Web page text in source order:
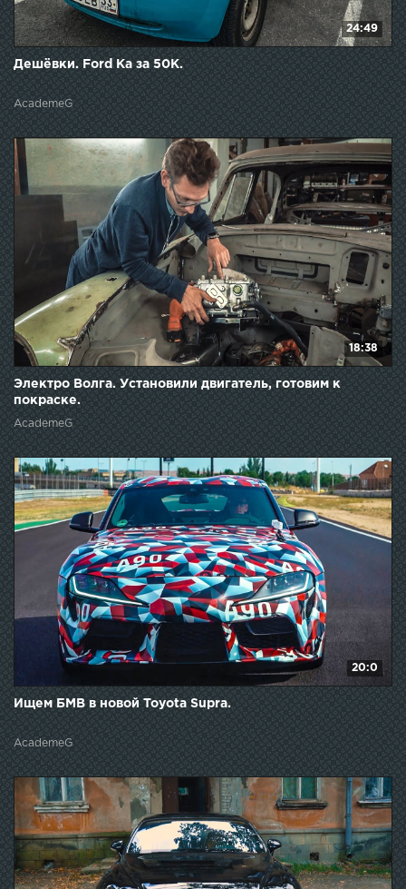
24:49
Дешёвки. Ford Ka за 50К.
AcademeG
18:38
Электро Волга. Установили двигатель, готовим к
покраске.
AcademeG
20:0
Ищем БМВ в новой Toyota Supra.
AcademeG